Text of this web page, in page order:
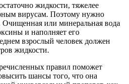
жидкости, тяжелее
вирусам. Поэтому нужно
или минеральная вода
и наполняет его
взрослый человек должен
жидкости.
правил поможет
шансы того, что она